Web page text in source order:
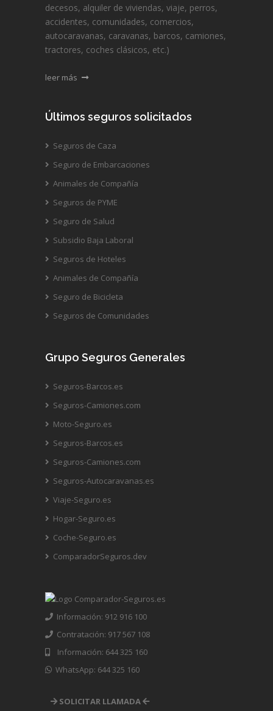
decesos, alquiler de viviendas, viaje, perros,
accidentes, comunidades, comercios,
autocaravanas, caravanas, barcos, camiones,
tractores, coches clásicos, etc.)
leer más
Últimos seguros solicitados
Seguros de Caza
Seguro de Embarcaciones
Animales de Compañía
Seguros de PYME
Seguro de Salud
Subsidio Baja Laboral
Seguros de Hoteles
Animales de Compañía
Seguro de Bicicleta
Seguros de Comunidades
Grupo Seguros Generales
Seguros-Barcos.es
Seguros-Camiones.com
Moto-Seguro.es
Seguros-Barcos.es
Seguros-Camiones.com
Seguros-Autocaravanas.es
Viaje-Seguro.es
Hogar-Seguro.es
Coche-Seguro.es
ComparadorSeguros.dev
Información: 912 916 100
Contratación: 917 567 108
Información: 644 325 160
WhatsApp: 644 325 160
SOLICITAR LLAMADA